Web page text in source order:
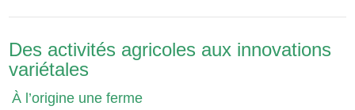
Des activités agricoles aux innovations
variétales
À l’origine une ferme